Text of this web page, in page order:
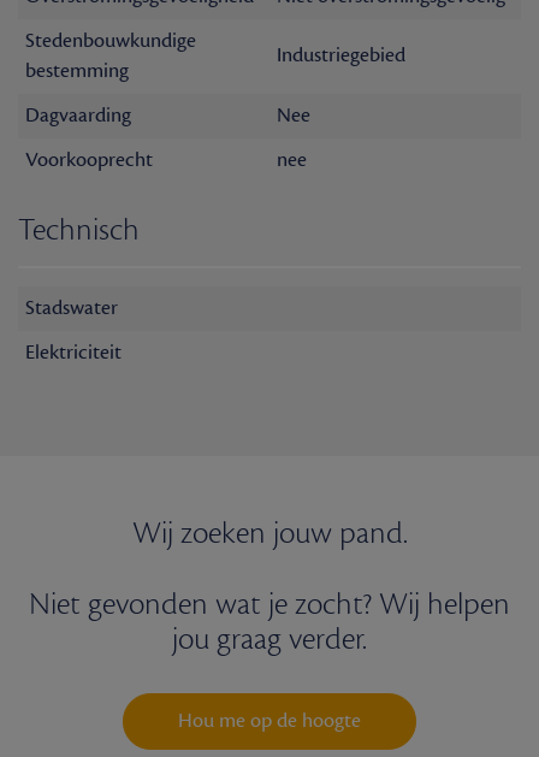
Stedenbouwkundige
bestemming
Industriegebied
Dagvaarding
Nee
Voorkooprecht
nee
Technisch
Stadswater
Elektriciteit
Wij zoeken jouw pand.
Niet gevonden wat je zocht? Wij helpen
jou graag verder.
Hou me op de hoogte